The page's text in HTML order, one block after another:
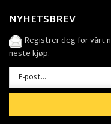
NYHETSBREV
Registrer deg for vårt
neste kjøp.